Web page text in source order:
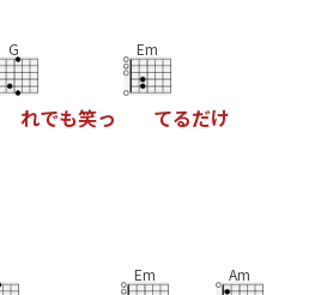
G
れでも笑っ
Em
てるだけ
Em Am